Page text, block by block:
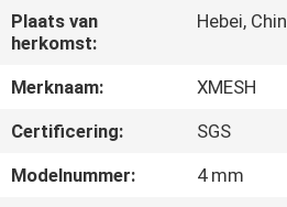
ONS
FABRIEKSREIS
Plaats van
herkomst:
Hebei,
Merknaam:
XMESH
Certificering:
SGS
Modelnummer:
4 mm